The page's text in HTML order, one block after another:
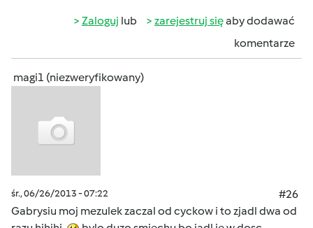
Zaloguj lub zarejestruj sięaby dodawać
komentarze
magi1 (niezweryfikowany)
śr., 06/26/2013 - 07:22
#26
Gabrysiu moj mezulek zaczal od cyckow i to zjadl dwa od